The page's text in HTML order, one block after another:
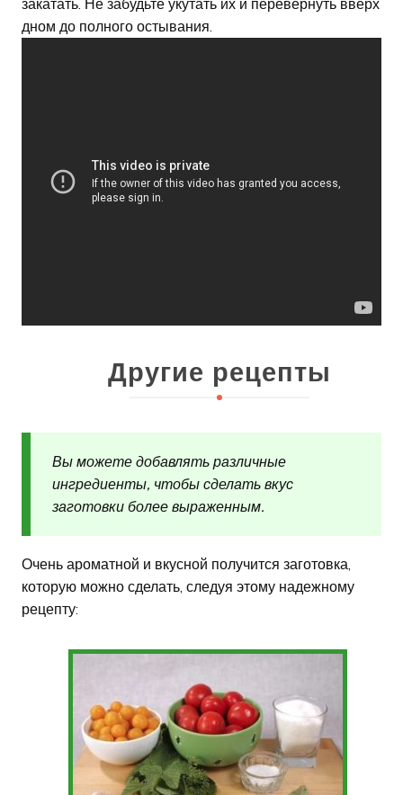
закатать. Не забудьте укутать их и перевернуть вверх
дном до полного остывания.
Другие рецепты
Вы можете добавлять различные
ингредиенты, чтобы сделать вкус
заготовки более выраженным.
Очень ароматной и вкусной получится заготовка,
которую можно сделать, следуя этому надежному
рецепту: